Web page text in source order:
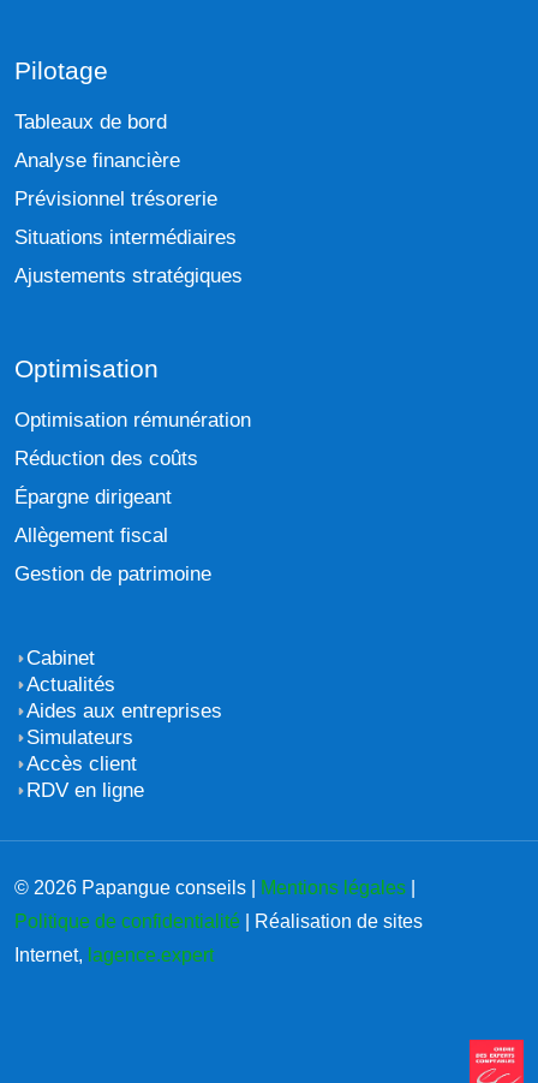
Pilotage
Tableaux de bord
Analyse financière
Prévisionnel trésorerie
Situations intermédiaires
Ajustements stratégiques
Optimisation
Optimisation rémunération
Réduction des coûts
Épargne dirigeant
Allègement fiscal
Gestion de patrimoine
Cabinet
Actualités
Aides aux entreprises
Simulateurs
Accès client
RDV en ligne
© 2026 Papangue conseils | Mentions légales
Politique de confidentialité | Réalisation de sites
Internet, lagence.expert